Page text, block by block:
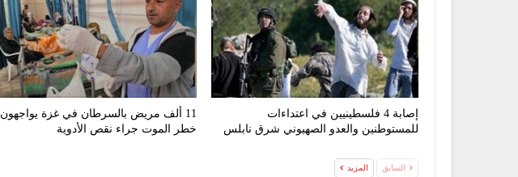
إصابة 4 فلسطينيين في اعتداءات
للمستوطنين والعدو الصهيوني شرق نابلس
11 ألف مريض بالسرطان في غزة يواجهون
خطر الموت جراء نقص الأدوية
السابق المزيد